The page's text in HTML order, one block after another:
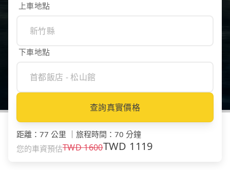
上車地點
下車地點
查詢真實價格
距離 ： 77 公里 旅程時間 ： 70 分鐘
您的車資預估TWD1600TWD 1119